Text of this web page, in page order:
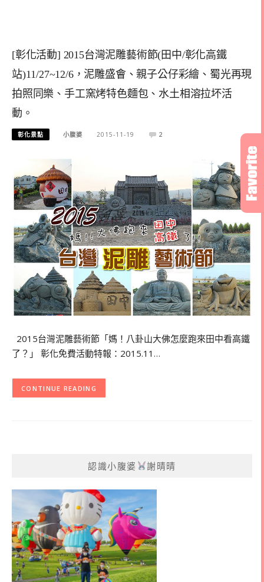
[彰化活動] 2015台灣泥雕藝術節(田中/彰化高鐵
站)11/27~12/6，泥雕盛會、親子公仔彩繪、蜀光再現
拍照同樂、手工窯烤特色麵包、水土相溶拉坏活
動。
彰化景點 小腹婆 2015-11-19 2
2015台灣泥雕藝術節「媽！八卦山大佛怎麼跑來田中看高鐵
了？」 彰化免費活動特報：2015.11…
CONTINUE READING
認識小腹婆 謝晴晴